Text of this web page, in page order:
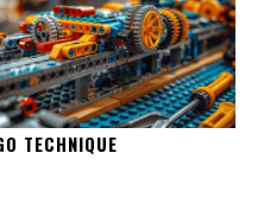
TECHNIQUE